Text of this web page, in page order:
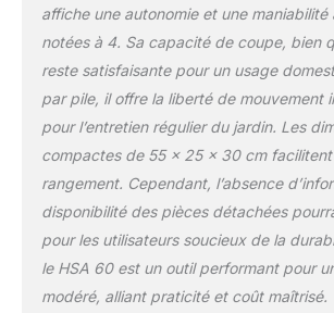
coups par
lames en acier
robuste
Finition
offrant un
professionnel
contemporain
affiche une autonomie et une maniabilité
notées à 4. Sa capacité de coupe, bien
reste satisfaisante pour un usage
par pile, il offre la liberté de mouvement
pour l’entretien régulier du jardin. Les
compactes de 55 x 25 x 30 cm facilitent
rangement. Cependant, l’absence
disponibilité des pièces détachées
pour les utilisateurs soucieux de la
le HSA 60 est un outil performant pour
modéré, alliant praticité et coût maîtrisé.